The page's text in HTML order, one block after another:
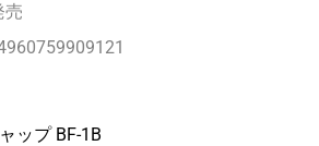
売
ップ BF-1B